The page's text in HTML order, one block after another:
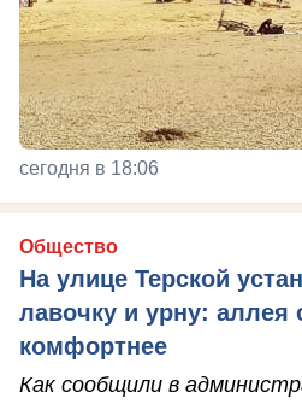
сегодня в 18:06
Общество
На улице Терской
лавочку и урну: аллея
комфортнее
Как сообщили в